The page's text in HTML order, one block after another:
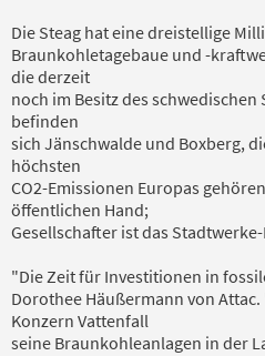
Die Steag hat eine dreistellige
Braunkohletagebaue und -
die derzeit
noch im Besitz des
befinden
sich Jänschwalde und Boxberg,
höchsten
CO2-Emissionen Europas
öffentlichen Hand;
Gesellschafter ist das
"Die Zeit für Investitionen in
Dorothee Häußermann von
Konzern Vattenfall
seine Braunkohleanlagen in der